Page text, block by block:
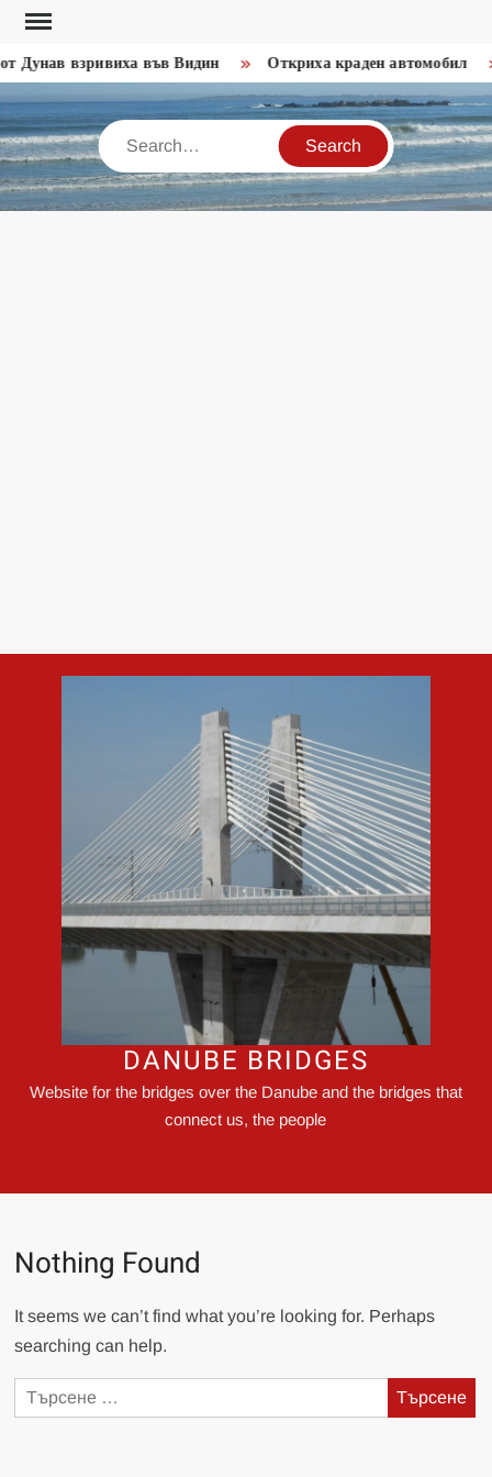
Skip
content
Дунав взривиха във Видин Откриха краден автомобил
Search
DANUBE BRIDGES
Website for the bridges over the Danube and the bridges that
connect us, the people
Nothing Found
It seems we can’t find what you’re looking for. Perhaps
searching can help.
Търсене
за: